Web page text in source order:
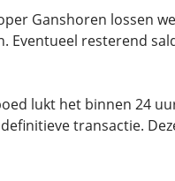
Ganshoren lossen
resterend
lukt het binnen 24
transactie.